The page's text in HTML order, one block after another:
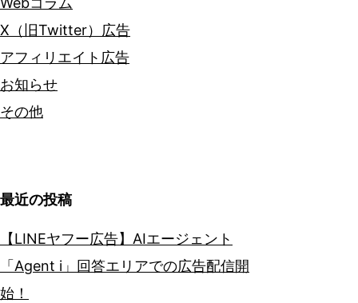
X（旧Twitter）広告
アフィリエイト広告
お知らせ
その他
最近の投稿
【LINEヤフー広告】AIエージェント
「Agent i」回答エリアでの広告配信開
始！